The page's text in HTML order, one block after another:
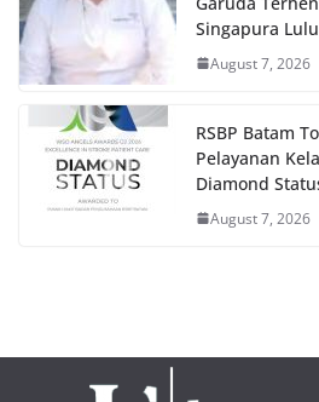
Singapura
August 7, 2026
RSBP Batam
Pelayanan
Diamond
August 7, 2026